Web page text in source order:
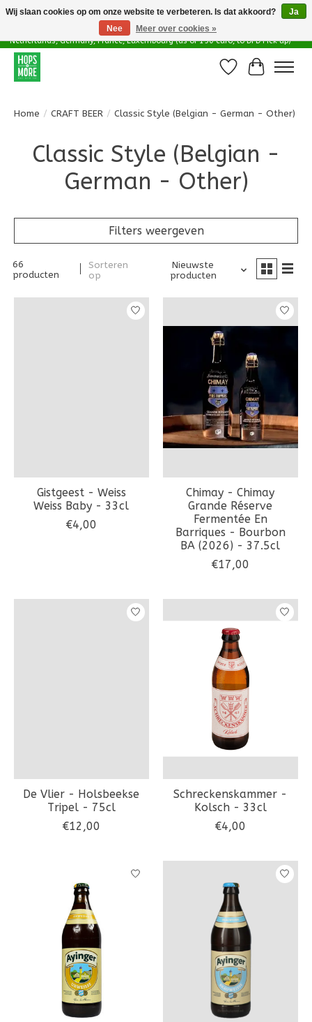
Delivery options in EU - Free Shipping in Belgium (as of 100 euro), to
Netherlands, Germany, France, Luxembourg (as of 150 euro, to DPD Pick up)
Verlanglijst
Home / CRAFT BEER / Classic Style (Belgian - German - Other)
Classic Style (Belgian -
German - Other)
Filters weergeven
66
producten
Sorteren
op
Nieuwste
producten
Gistgeest - Weiss
Weiss Baby - 33cl
€4,00
Chimay - Chimay
Grande Réserve
Fermentée En
Barriques - Bourbon
BA (2026) - 37.5cl
€17,00
De Vlier - Holsbeekse
Tripel - 75cl
€12,00
Schreckenskammer -
Kolsch - 33cl
€4,00
Wij slaan cookies op om onze website te verbeteren. Is dat akkoord?
Ja
Nee
Meer over cookies »